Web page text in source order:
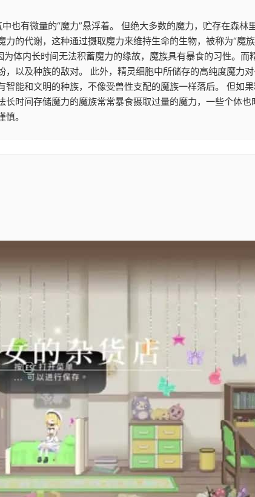
也有微量的“魔力”悬浮着。 但绝大多数的魔力，贮存在森林
的代谢，这种通过摄取魔力来维持生命的生物，被称为“魔
体内长时间无法积蓄魔力的缘故，魔族具有暴食的习性。而
以及种族的敌对。 此外，精灵细胞中所储存的高纯度魔力
能和文明的种族，不像受兽性支配的魔族一样落后。 但如
时间存储魔力的魔族常常暴食摄取过量的魔力，一些个体也
。